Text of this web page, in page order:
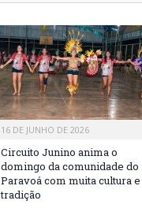
16 DE JUNHO DE 2026
Circuito Junino anima o
domingo da comunidade do
Paravoá com muita cultura e
tradição